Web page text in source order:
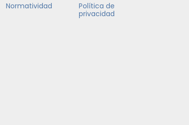
Normatividad
Política de
privacidad